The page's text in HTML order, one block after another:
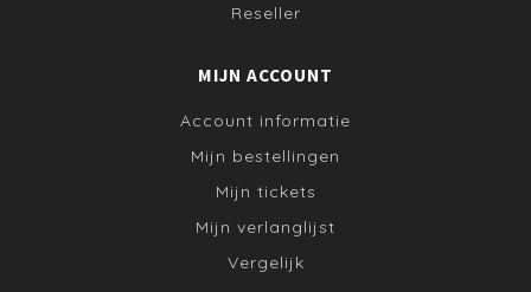
Reseller
MIJN ACCOUNT
Account informatie
Mijn bestellingen
Mijn tickets
Mijn verlanglijst
Vergelijk